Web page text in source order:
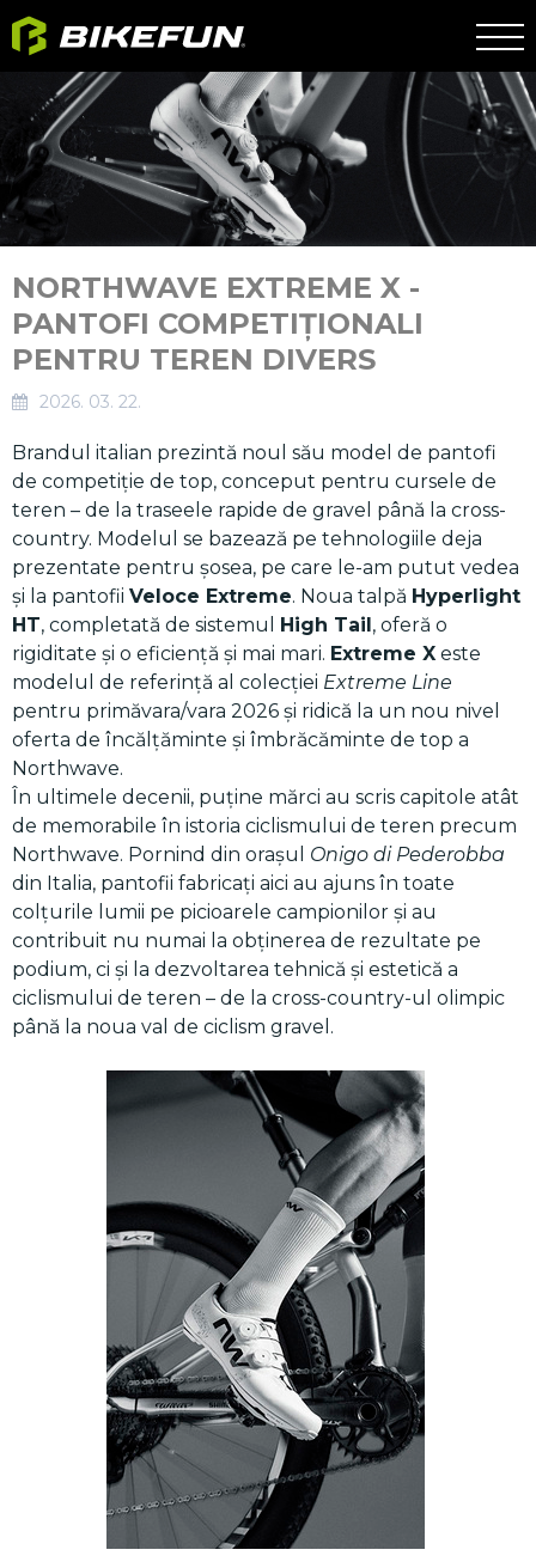
NORTHWAVE EXTREME X -
PANTOFI COMPETIȚIONALI
PENTRU TEREN DIVERS
2026. 03. 22.
Brandul italian prezintă noul său model de pantofi
de competiție de top, conceput pentru cursele de
teren – de la traseele rapide de gravel până la cross-
country. Modelul se bazează pe tehnologiile deja
prezentate pentru șosea, pe care le-am putut vedea
și la pantofii Veloce Extreme. Noua talpă Hyperlight
HT, completată de sistemul High Tail, oferă o
rigiditate și o eficiență și mai mari. Extreme X este
modelul de referință al colecției Extreme Line
pentru primăvara/vara 2026 și ridică la un nou nivel
oferta de încălțăminte și îmbrăcăminte de top a
Northwave.
În ultimele decenii, puține mărci au scris capitole atât
de memorabile în istoria ciclismului de teren precum
Northwave. Pornind din orașul Onigo di Pederobba
din Italia, pantofii fabricați aici au ajuns în toate
colțurile lumii pe picioarele campionilor și au
contribuit nu numai la obținerea de rezultate pe
podium, ci și la dezvoltarea tehnică și estetică a
ciclismului de teren – de la cross-country-ul olimpic
până la noua val de ciclism gravel.